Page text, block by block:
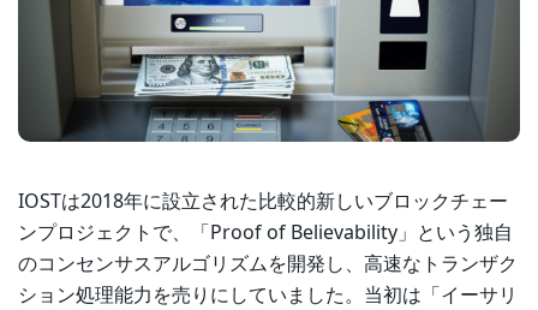
IOSTは2018年に設立された比較的新しいブロックチェー
ンプロジェクトで、「Proof of Believability」という独自
のコンセンサスアルゴリズムを開発し、高速なトランザク
ション処理能力を売りにしていました。当初は「イーサリ